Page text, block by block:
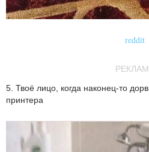
reddit
5. Твоё лицо, когда наконец-то
принтера